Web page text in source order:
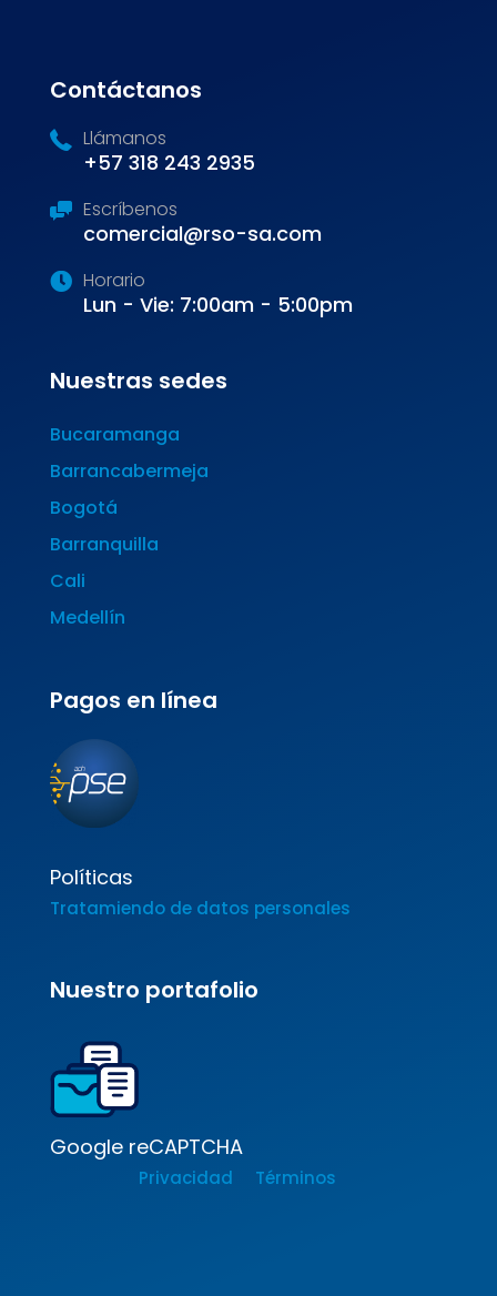
Contáctanos
Llámanos
+57 318 243 2935
Escríbenos
comercial@rso-sa.com
Horario
Lun - Vie: 7:00am - 5:00pm
Nuestras sedes
Bucaramanga
Barrancabermeja
Bogotá
Barranquilla
Cali
Medellín
Pagos en línea
Políticas
Tratamiendo de datos personales
Nuestro portafolio
Google reCAPTCHA
Privacidad Términos